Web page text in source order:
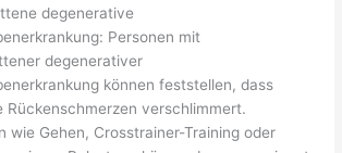
degenerative
Personen mit
degenerativer
können feststellen, dass
Rückenschmerzen verschlimmert.
wie Gehen, Crosstrainer-Training oder